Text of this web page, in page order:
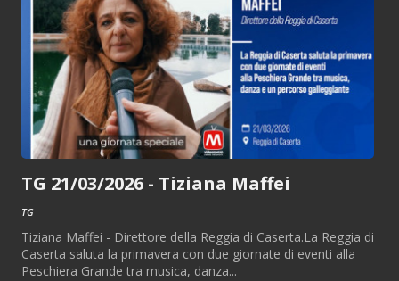
TG 21/03/2026 - Tiziana Maffei
TG
Tiziana Maffei - Direttore della Reggia di Caserta.La Reggia di
Caserta saluta la primavera con due giornate di eventi alla
Peschiera Grande tra musica, danza...